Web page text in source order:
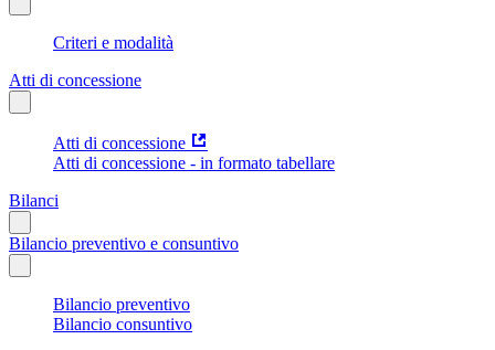
Criteri e modalità
Atti di concessione
Atti di concessione
Atti di concessione - in formato tabellare
Bilanci
Bilancio preventivo e consuntivo
Bilancio preventivo
Bilancio consuntivo